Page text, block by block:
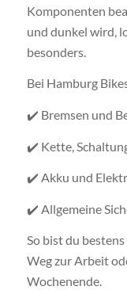
Komponenten
und dunkel wird,
besonders.
Bei Hamburg
✔️ Bremsen und
✔️ Kette,
✔️ Akku und
✔️ Allgemeine
So bist du
Weg zur Arbeit
Wochenende.